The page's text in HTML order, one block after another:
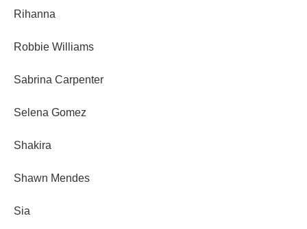
Rihanna
Robbie Williams
Sabrina Carpenter
Selena Gomez
Shakira
Shawn Mendes
Sia